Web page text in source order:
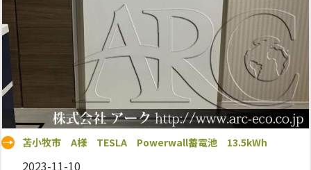
苫小牧市 A様 TESLA Powerwall蓄電池 13.5kWh
2023-11-10